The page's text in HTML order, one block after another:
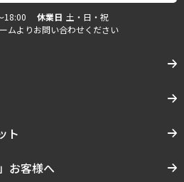
18:00 休業日 土・日・祝
ムよりお問い合わせください
ト
お客様へ